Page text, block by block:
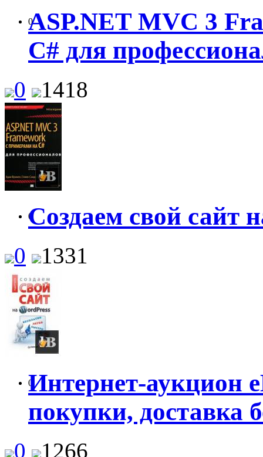
0
ASP.NET MVC 3
C# для
0 1418
0Создаем свой сайт
0 1331
0
Интернет-аукцион
покупки, доставка
0 1266